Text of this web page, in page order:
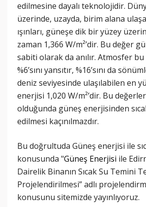
edilmesine dayalı teknolojidir.
üzerinde, uzayda, birim alana
ışınları, güneşe dik bir yüzey
zaman 1,366 W/m²’dir. Bu değer
sabiti olarak da anılır. Atmosfer
%6’sını yansıtır, %16’sını da
deniz seviyesinde ulaşılabilen en
enerjisi 1,020 W/m²’dir. Bu
olduğunda güneş enerjisinden
edilmesi kaçınılmazdır.
Bu doğrultuda Güneş enerjisi ile
konusunda "Güneş Enerjisi ile
Dairelik Binanın Sıcak Su Temini
Projelendirilmesi” adlı
konusunu sitemizde yayınlıyoruz.